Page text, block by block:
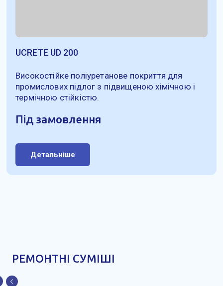
UCRETE UD 200
Високостійке поліуретанове покриття для
промислових підлог з підвищеною хімічною і
термічною стійкістю.
Під замовлення
Детальніше
РЕМОНТНІ СУМІШІ